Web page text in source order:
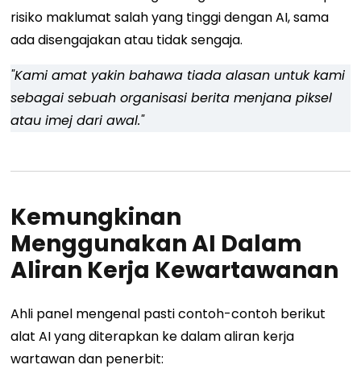
risiko maklumat salah yang tinggi dengan AI, sama
ada disengajakan atau tidak sengaja.
"Kami amat yakin bahawa tiada alasan untuk kami
sebagai sebuah organisasi berita menjana piksel
atau imej dari awal."
Kemungkinan
Menggunakan AI Dalam
Aliran Kerja Kewartawanan
Ahli panel mengenal pasti contoh-contoh berikut
alat AI yang diterapkan ke dalam aliran kerja
wartawan dan penerbit: